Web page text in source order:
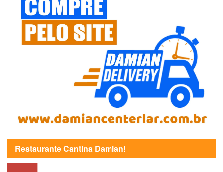
Restaurante Cantina Damian!